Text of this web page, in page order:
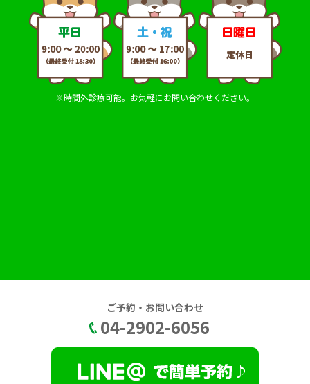
※時間外診療可能。お気軽にお問い合わせください。
ご予約・お問い合わせ
04-2902-6056